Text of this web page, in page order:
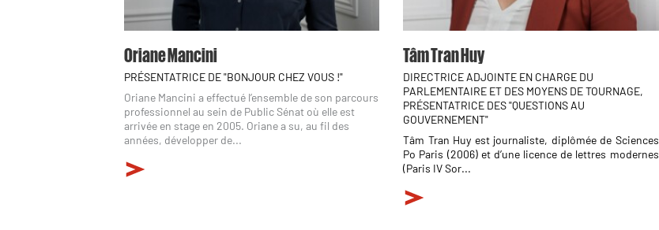
Oriane Mancini
PRÉSENTATRICE DE "BONJOUR CHEZ VOUS !"
Oriane Mancini a effectué l’ensemble de son parcours
professionnel au sein de Public Sénat où elle est
arrivée en stage en 2005. Oriane a su, au fil des
années, développer de...
Tâm Tran Huy
DIRECTRICE ADJOINTE EN CHARGE DU
PARLEMENTAIRE ET DES MOYENS DE TOURNAGE,
PRÉSENTATRICE DES "QUESTIONS AU
GOUVERNEMENT"
Tâm Tran Huy est journaliste, diplômée de Sciences
Po Paris (2006) et d’une licence de lettres modernes
(Paris IV Sor...